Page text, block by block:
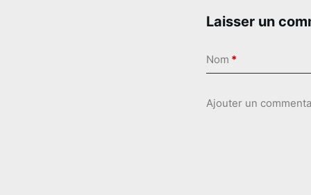
Laisser un
Nom *
Ajouter un